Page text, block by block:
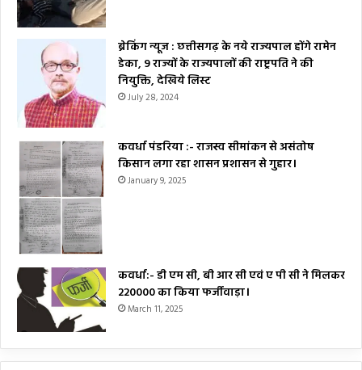
ब्रेकिंग न्यूज : छत्तीसगढ़ के नये राज्यपाल होंगे रामेन
डेका, 9 राज्यों के राज्यपालों की राष्ट्रपति ने की
नियुक्ति, देखिये लिस्ट
July 28, 2024
कवर्धा पंडरिया :- राजस्व सीमांकन से असंतोष
किसान लगा रहा शासन प्रशासन से गुहार।
January 9, 2025
कवर्धा:- डी एम सी, बी आर सी एवं ए पी सी ने मिलकर
₹220000 का किया फर्जीवाड़ा।
March 11, 2025